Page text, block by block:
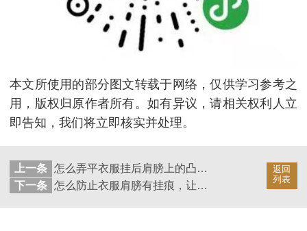
本文所使用的部分图文转载于网络，仅供学习参考之
用，版权归原作者所有。如有异议，请相关权利人立
即告知，我们将立即核实并处理。
返回
列表
上一条
怎么弄平衣服挂后肩膀上的凸起，还衣服美貌！【华恩衣架】
下一条
怎么防止衣服肩膀有挂痕，让你更有气质【华恩衣架】